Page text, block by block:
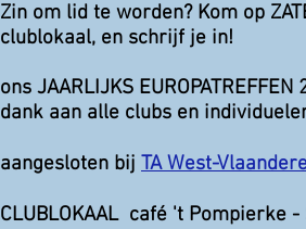
Zin om lid te worden? Kom op
clublokaal, en schrijf je in!
ons JAARLIJKS EUROPA
dank aan alle clubs en
aangesloten bij TA West-
​CLUBLOKAAL café 't Pompierke